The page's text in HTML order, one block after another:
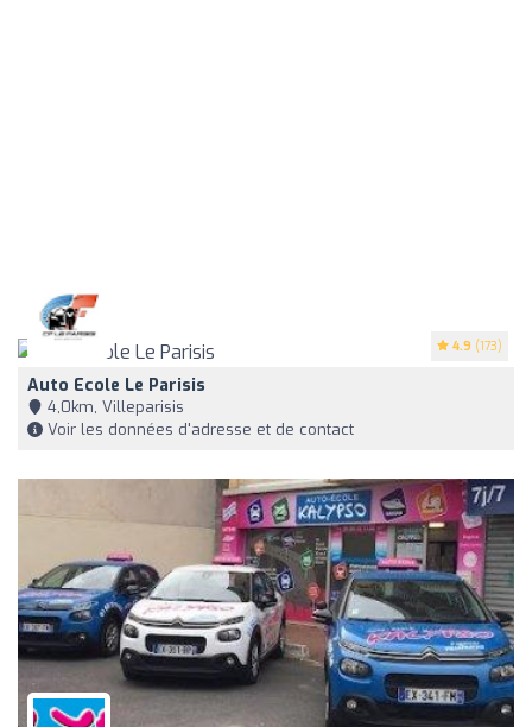
4.9 (173)
Auto Ecole Le Parisis
4,0km, Villeparisis
Voir les données d'adresse et de contact